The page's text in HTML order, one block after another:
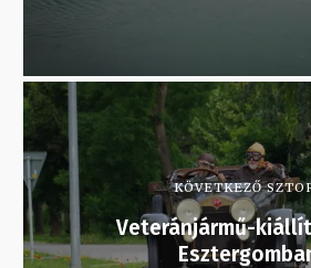
KÖVETKEZŐ
Veteránjármű-